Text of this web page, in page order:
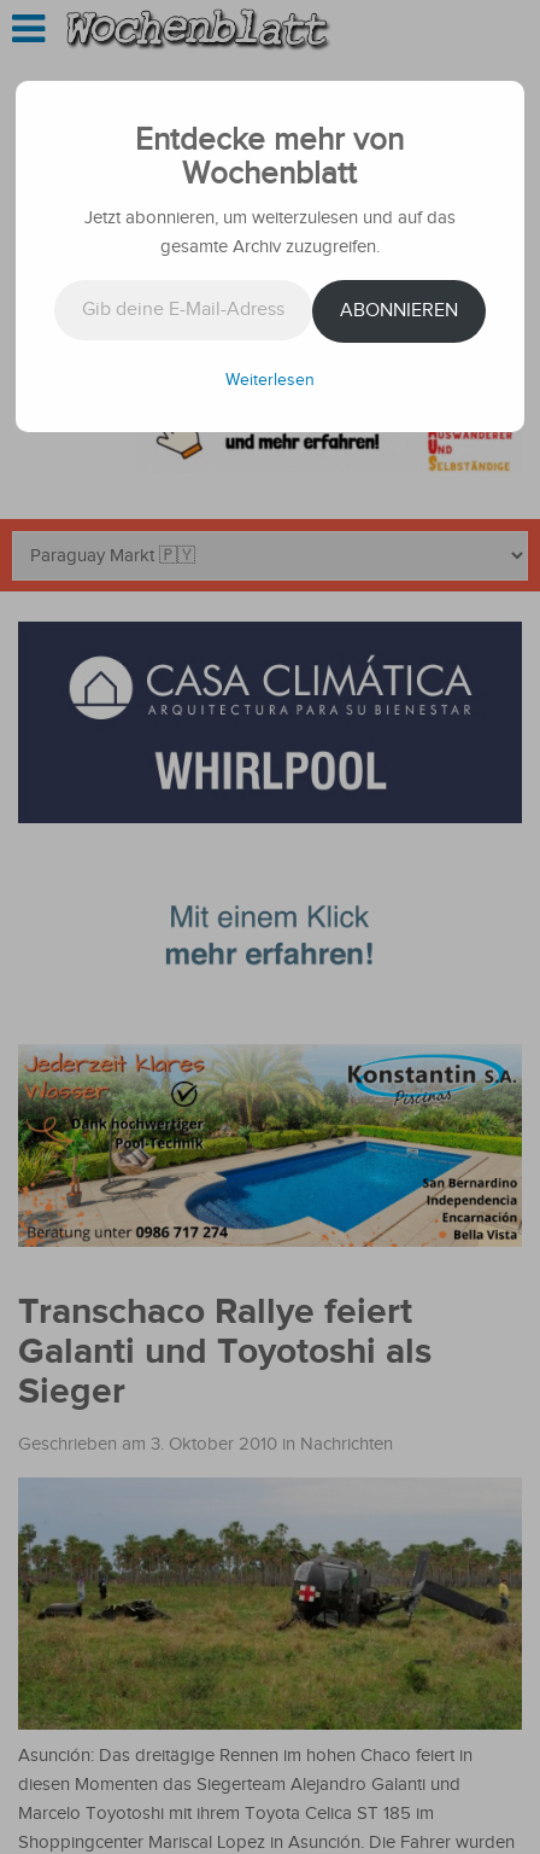
Transchaco Rallye feiert
Galanti und Toyotoshi als
Sieger
Geschrieben am 3. Oktober 2010 in Nachrichten
Asunción: Das dreitägige Rennen im hohen Chaco feiert in
diesen Momenten das Siegerteam Alejandro Galanti und
Marcelo Toyotoshi mit ihrem Toyota Celica ST 185 im
Shoppingcenter Mariscal Lopez in Asunción. Die Fahrer wurden
Entdecke mehr von
Wochenblatt
Jetzt abonnieren, um weiterzulesen und auf das
gesamte Archiv zuzugreifen.
ABONNIEREN
Weiterlesen